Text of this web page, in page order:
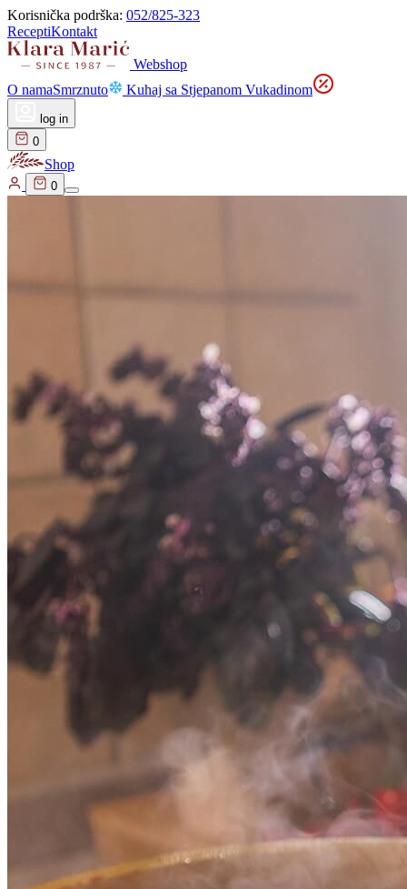
Korisnička podrška: 052/825-323
ReceptiKontakt
Webshop
O namaSmrznuto Kuhaj sa Stjepanom Vukadinom
log in
0
Shop
0